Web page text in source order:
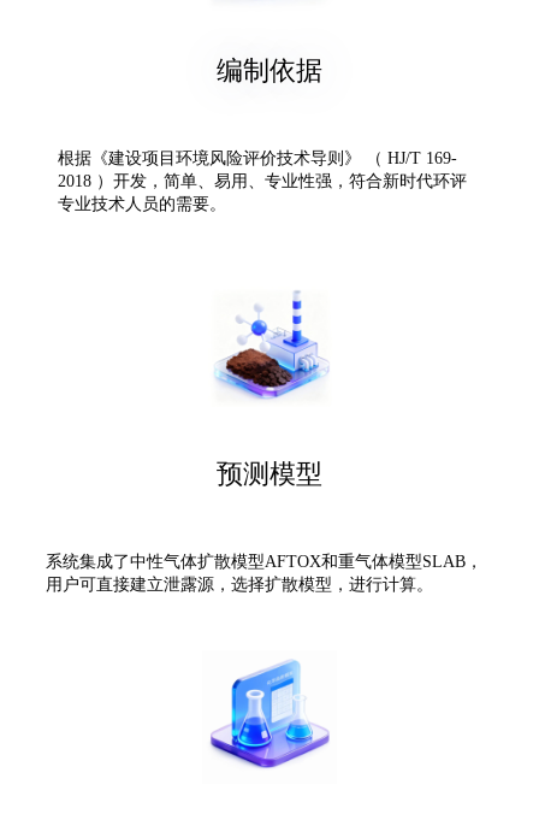
编制依据
根据《建设项目环境风险评价技术导则》 （ HJ/T 169-
2018 ）开发，简单、易用、专业性强，符合新时代环评
专业技术人员的需要。
预测模型
系统集成了中性气体扩散模型AFTOX和重气体模型SLAB，
用户可直接建立泄露源，选择扩散模型，进行计算。